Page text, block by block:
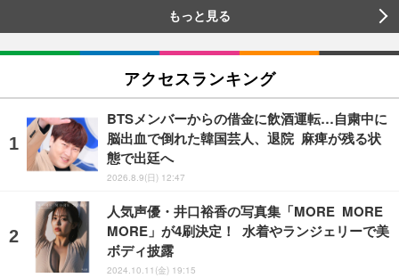
もっと見る
アクセスランキング
BTSメンバーからの借金に飲酒運転…自粛中に
脳出血で倒れた韓国芸人、退院 麻痺が残る状
態で出廷へ
2026.8.9(日) 12:47
人気声優・井口裕香の写真集「MORE MORE
MORE」が4刷決定！ 水着やランジェリーで美
ボディ披露
2024.10.11(金) 19:15